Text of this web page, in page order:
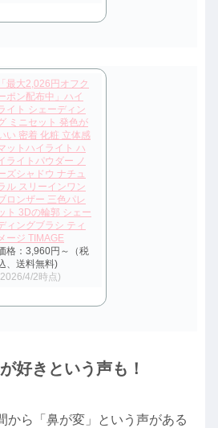
「最大2,026円オフク
ポン配布中」ハイ
イト シェーディン
ミニセット 発色が
い 密着 化粧 立体感
ットハイライト ハ
ライトパウダー ノ
ズシャドウ ナチュ
ル スリーインワン
ロンザー 三色パレ
ト 3Dの輪郭 シェー
ィングブラシ ティ
メージ TIMAGE
格：3,960円～（税
、送料無料)
4/2時点)
好きという声も！
から「鼻が変」という声がある